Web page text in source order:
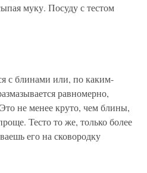
муку. Посуду с тестом
с блинами или, по каким-
равномерно,
не менее круто, чем блины,
Тесто то же, только более
его на сковородку